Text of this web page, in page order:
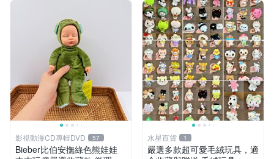
影視動漫CD專輯DVD 57
Bieber比伯安撫綠色熊娃娃
水星百貨 1
嚴選多款超可愛毛絨玩具，適